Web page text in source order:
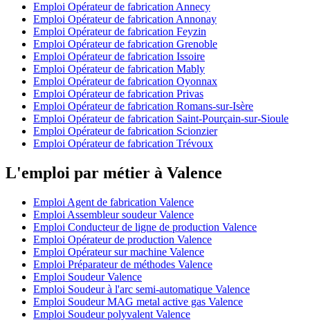
Emploi Opérateur de fabrication Annecy
Emploi Opérateur de fabrication Annonay
Emploi Opérateur de fabrication Feyzin
Emploi Opérateur de fabrication Grenoble
Emploi Opérateur de fabrication Issoire
Emploi Opérateur de fabrication Mably
Emploi Opérateur de fabrication Oyonnax
Emploi Opérateur de fabrication Privas
Emploi Opérateur de fabrication Romans-sur-Isère
Emploi Opérateur de fabrication Saint-Pourçain-sur-Sioule
Emploi Opérateur de fabrication Scionzier
Emploi Opérateur de fabrication Trévoux
L'emploi par métier à Valence
Emploi Agent de fabrication Valence
Emploi Assembleur soudeur Valence
Emploi Conducteur de ligne de production Valence
Emploi Opérateur de production Valence
Emploi Opérateur sur machine Valence
Emploi Préparateur de méthodes Valence
Emploi Soudeur Valence
Emploi Soudeur à l'arc semi-automatique Valence
Emploi Soudeur MAG metal active gas Valence
Emploi Soudeur polyvalent Valence